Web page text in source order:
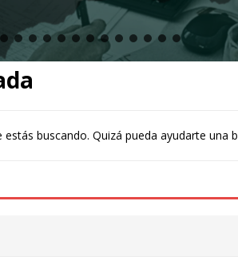
buscando. Quizá pueda ayudarte una